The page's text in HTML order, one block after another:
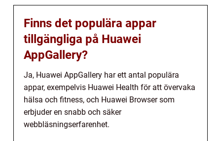
Finns det populära appar
tillgängliga på Huawei
AppGallery?
Ja, Huawei AppGallery har ett antal populära
appar, exempelvis Huawei Health för att övervaka
hälsa och fitness, och Huawei Browser som
erbjuder en snabb och säker
webbläsningserfarenhet.